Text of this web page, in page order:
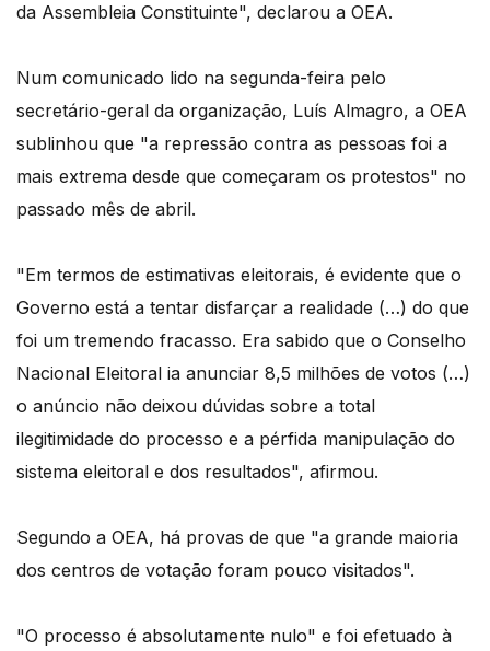
da Assembleia Constituinte", declarou a OEA.
Num comunicado lido na segunda-feira pelo
secretário-geral da organização, Luís Almagro, a OEA
sublinhou que "a repressão contra as pessoas foi a
mais extrema desde que começaram os protestos" no
passado mês de abril.
"Em termos de estimativas eleitorais, é evidente que o
Governo está a tentar disfarçar a realidade (…) do que
foi um tremendo fracasso. Era sabido que o Conselho
Nacional Eleitoral ia anunciar 8,5 milhões de votos (…)
o anúncio não deixou dúvidas sobre a total
ilegitimidade do processo e a pérfida manipulação do
sistema eleitoral e dos resultados", afirmou.
Segundo a OEA, há provas de que "a grande maioria
dos centros de votação foram pouco visitados".
"O processo é absolutamente nulo" e foi efetuado à